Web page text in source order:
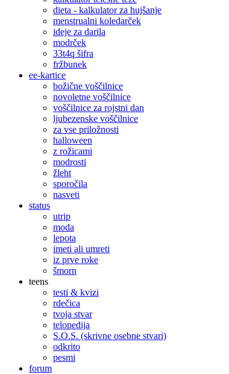
dieta - kalkulator za hujšanje
menstrualni koledarček
ideje za darila
modrček
33t4q šifra
fržbunek
ee-kartice
božične voščilnice
novoletne voščilnice
voščilnice za rojstni dan
ljubezenske voščilnice
za vse priložnosti
halloween
z rožicami
modrosti
žleht
sporočila
nasveti
status
utrip
moda
lepota
imeti ali umreti
iz prve roke
šmorn
teens
testi & kvizi
rdečica
tvoja stvar
telopedija
S.O.S. (skrivne osebne stvari)
odkrito
pesmi
forum